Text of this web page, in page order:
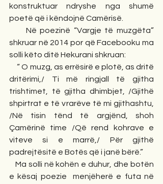
konstruktuar ndryshe nga shumë
poetë që i këndojnë Camërisë.
shkruar në 2014 por që Facebooku ma
solli këto ditë Hekurani shkruan:
     “ O muzg, as errësirë e plotë, as dritë
dritërimi,/ Ti më ringjall të gjitha
trishtimet, të gjitha dhimbjet, /Gjithë
shpirtrat e të vrarëve të mi gjithashtu,
/Në tisin tënd të argjënd, shoh
Çamërinë time /Që rend kohrave e
viteve si e marrë,/ Për gjithë
padrejtësitë e Botës që i janë bërë.”
  Ma solli në kohën e duhur, dhe botën
e kësaj poezie  menjëherë e futa në